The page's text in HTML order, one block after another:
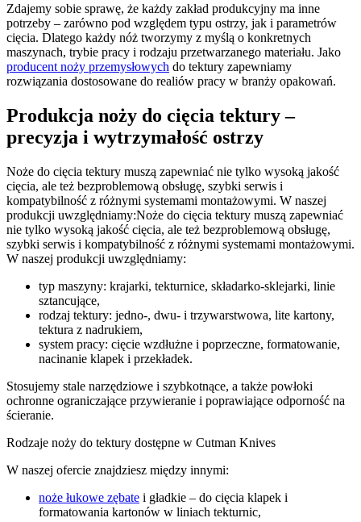
Zdajemy sobie sprawę, że każdy zakład produkcyjny ma inne
potrzeby – zarówno pod względem typu ostrzy, jak i parametrów
cięcia. Dlatego każdy nóż tworzymy z myślą o konkretnych
maszynach, trybie pracy i rodzaju przetwarzanego materiału. Jako
producent noży przemysłowych do tektury zapewniamy
rozwiązania dostosowane do realiów pracy w branży opakowań.
Produkcja noży do cięcia tektury –
precyzja i wytrzymałość ostrzy
Noże do cięcia tektury muszą zapewniać nie tylko wysoką jakość
cięcia, ale też bezproblemową obsługę, szybki serwis i
kompatybilność z różnymi systemami montażowymi. W naszej
produkcji uwzględniamy:Noże do cięcia tektury muszą zapewniać
nie tylko wysoką jakość cięcia, ale też bezproblemową obsługę,
szybki serwis i kompatybilność z różnymi systemami montażowymi.
W naszej produkcji uwzględniamy:
typ maszyny: krajarki, tekturnice, składarko-sklejarki, linie
sztancujące,
rodzaj tektury: jedno-, dwu- i trzywarstwowa, lite kartony,
tektura z nadrukiem,
system pracy: cięcie wzdłużne i poprzeczne, formatowanie,
nacinanie klapek i przekładek.
Stosujemy stale narzędziowe i szybkotnące, a także powłoki
ochronne ograniczające przywieranie i poprawiające odporność na
ścieranie.
Rodzaje noży do tektury dostępne w Cutman Knives
W naszej ofercie znajdziesz między innymi:
noże łukowe zębate i gładkie – do cięcia klapek i
formatowania kartonów w liniach tekturnic,